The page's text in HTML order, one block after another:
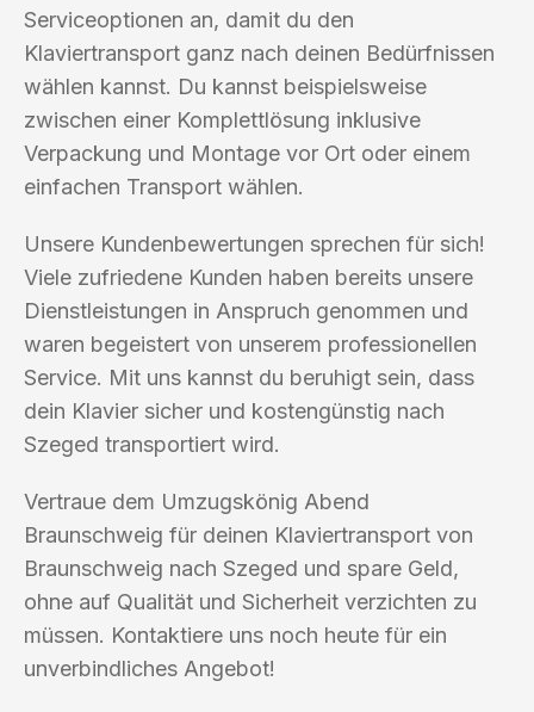
Serviceoptionen an, damit du den
Klaviertransport ganz nach deinen Bedürfnissen
wählen kannst. Du kannst beispielsweise
zwischen einer Komplettlösung inklusive
Verpackung und Montage vor Ort oder einem
einfachen Transport wählen.
Unsere Kundenbewertungen sprechen für sich!
Viele zufriedene Kunden haben bereits unsere
Dienstleistungen in Anspruch genommen und
waren begeistert von unserem professionellen
Service. Mit uns kannst du beruhigt sein, dass
dein Klavier sicher und kostengünstig nach
Szeged transportiert wird.
Vertraue dem Umzugskönig Abend
Braunschweig für deinen Klaviertransport von
Braunschweig nach Szeged und spare Geld,
ohne auf Qualität und Sicherheit verzichten zu
müssen. Kontaktiere uns noch heute für ein
unverbindliches Angebot!